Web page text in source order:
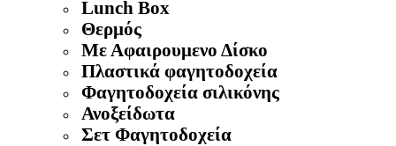
Lunch Box
Θερμός
Με Αφαιρουμενο Δίσκο
Πλαστικά φαγητοδοχεία
Φαγητοδοχεία σιλικόνης
Ανοξείδωτα
Σετ Φαγητοδοχεία